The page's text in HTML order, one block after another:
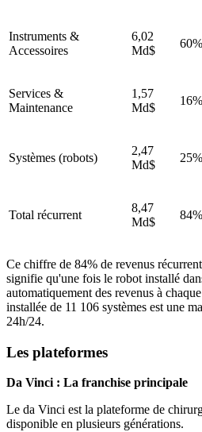
Instruments &
Accessoires
6,02
Md$
60%
Services &
Maintenance
1,57
Md$
16%
Systèmes (robots)
2,47
Md$
25%
Total récurrent
8,47
Md$
84%
Ce chiffre de 84% de revenus
signifie qu'une fois le robot installé
automatiquement des revenus à
installée de 11 106 systèmes est une
24h/24.
Les plateformes
Da Vinci : La franchise principale
Le da Vinci est la plateforme de
disponible en plusieurs générations.